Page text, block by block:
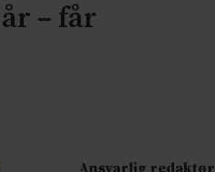
– får
Ansvarlig redaktør